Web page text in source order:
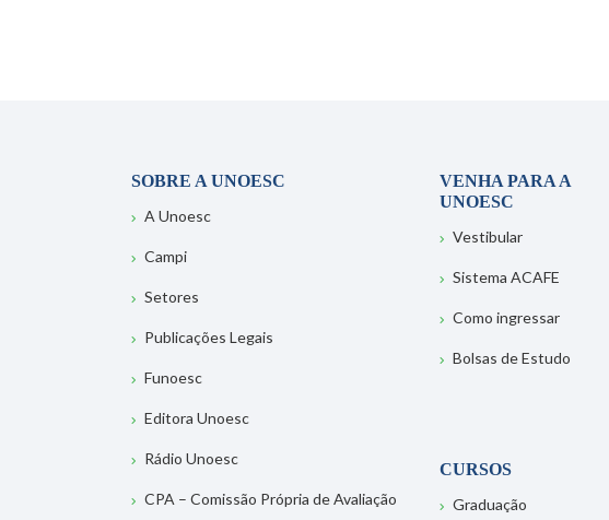
SOBRE A UNOESC
A Unoesc
Campi
Setores
Publicações Legais
Funoesc
Editora Unoesc
Rádio Unoesc
CPA – Comissão Própria de Avaliação
VENHA PARA A
UNOESC
Vestibular
Sistema ACAFE
Como ingressar
Bolsas de Estudo
CURSOS
Graduação